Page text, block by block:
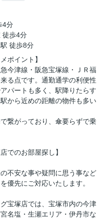
4分
徒歩4分
駅 徒歩8分
ポイント】
今津線・阪急宝塚線・ＪＲ福
る点です。通勤通学の利便性
パートも多く、駅降りたらす
から近めの距離の物件も多い
繋がっており、傘要らずで乗
でのお部屋探し】
安な事や疑問に思う事など
優先にご対応いたします。
塚店では、宝塚市内の今津
名塩・生瀬エリア・伊丹市な